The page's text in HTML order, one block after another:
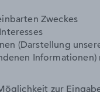
Zweckes
(Darstellung
Informationen)
zur